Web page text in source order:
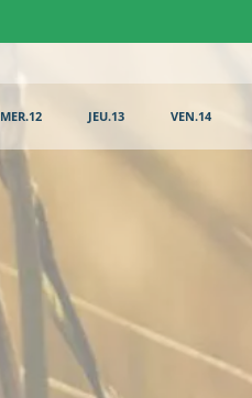
MER.12 JEU.13 VEN.14